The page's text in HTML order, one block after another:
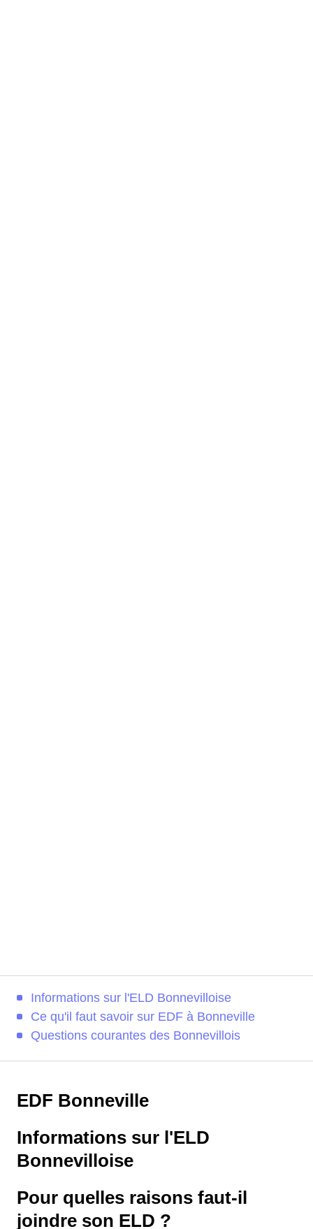
Informations sur l'ELD Bonnevilloise
Ce qu'il faut savoir sur EDF à Bonneville
Questions courantes des Bonnevillois
EDF Bonneville
Informations sur l'ELD
Bonnevilloise
Pour quelles raisons faut-il
joindre son ELD ?